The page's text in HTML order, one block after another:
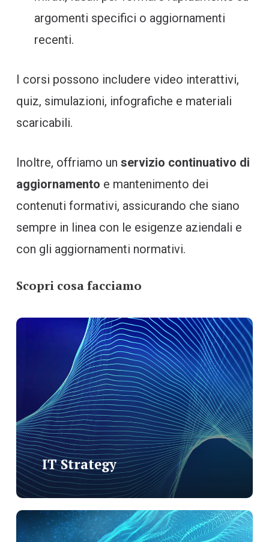
argomenti specifici o aggiornamenti
recenti.
I corsi possono includere video interattivi,
quiz, simulazioni, infografiche e materiali
scaricabili.
Inoltre, offriamo un servizio continuativo di
aggiornamento e mantenimento dei
contenuti formativi, assicurando che siano
sempre in linea con le esigenze aziendali e
con gli aggiornamenti normativi.
Scopri cosa facciamo
IT Strategy